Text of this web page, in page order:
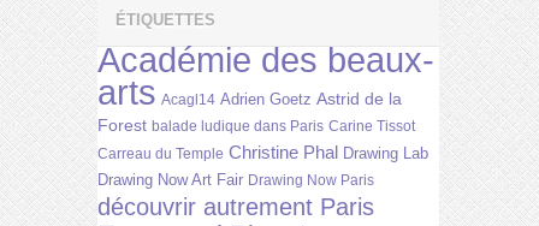
ÉTIQUETTES
Académie des beaux-
arts Acagl14 Adrien Goetz Astrid de la
Forest balade ludique dans Paris Carine Tissot
Carreau du Temple Christine Phal Drawing Lab
Drawing Now Art Fair Drawing Now Paris
découvrir autrement Paris